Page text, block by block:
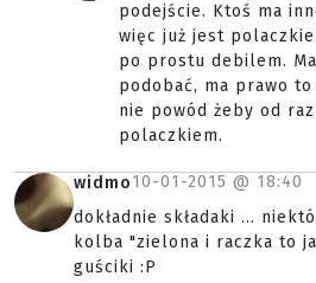
podejście. Ktoś ma
więc już jest
po prostu debilem.
podobać, ma prawo
nie powód żeby od
polaczkiem.
widmo10-01-2015 @ 18:40
dokładnie składaki ...
kolba "zielona i raczka to
guściki :P